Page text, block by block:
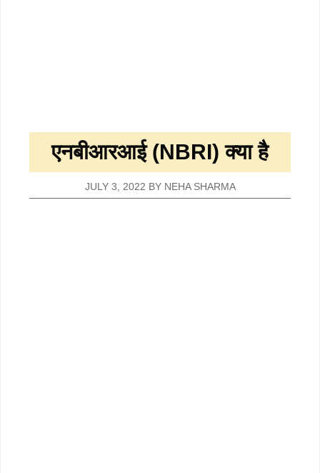
एनबीआरआई (NBRI) क्या है
JULY 3, 2022 BY NEHA SHARMA